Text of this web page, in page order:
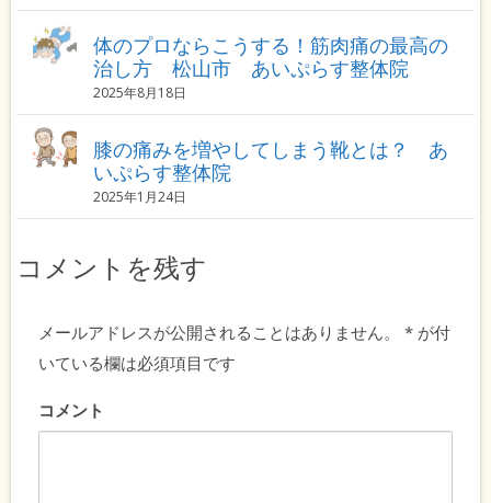
体のプロならこうする！筋肉痛の最高の
治し方 松山市 あいぷらす整体院
2025年8月18日
膝の痛みを増やしてしまう靴とは？ あ
いぷらす整体院
2025年1月24日
コメントを残す
メールアドレスが公開されることはありません。 * が付
いている欄は必須項目です
コメント